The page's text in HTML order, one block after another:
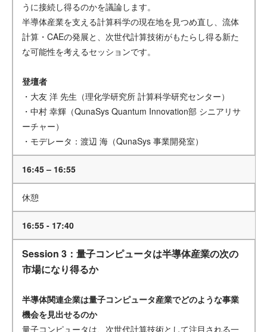
うに接続し得るのかを議論します。
半導体産業を支える計算科学の現在地を見つめ直し、流体
計算・CAEの発展と、次世代計算技術がもたらし得る新た
な可能性を考えるセッションです。
登壇者
・大友 洋 先生（理化学研究所 計算科学研究センター）
・中村 幸輝（QunaSys Quantum Innovation部 シニアリサ
ーチャー）
・モデレータ：渡辺 海（QunaSys 事業開発室）
16:45 – 16:55
休憩
16:55 - 17:40
Session 3：量子コンピュータは半導体産業の次の
市場になり得るか
半導体関連企業は量子コンピュータ産業でどのような事業
機会を見出せるのか
量子コンピュータは、次世代計算技術として注目される一